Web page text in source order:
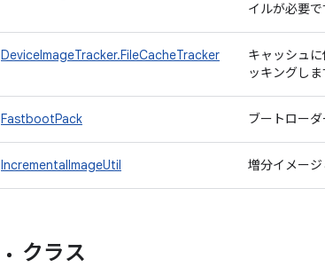
イルが必要で
DeviceImageTracker.FileCacheTracker
キャッシュ
ッキングしま
FastbootPack ブートロー
IncrementalImageUtil 増分イメー
クラス